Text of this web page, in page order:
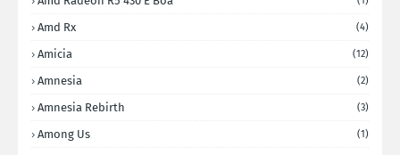
Amd Rx (4)
Amicia (12)
Amnesia (2)
Amnesia Rebirth (3)
Among Us (1)